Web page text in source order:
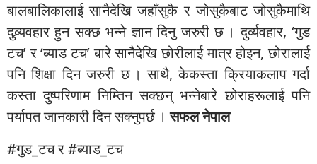
बालबालिकालाई सानैदेखि जहाँसुकै र जोसुकैबाट जोसुकैमाथि
दुव्र्यवहार हुन सक्छ भन्ने ज्ञान दिनु जरुरी छ । दुर्व्यवहार, ‘गुड
टच’ र ‘ब्याड टच’ बारे सानैदेखि छोरीलाई मात्र होइन, छोरालाई
पनि शिक्षा दिन जरुरी छ । साथै, केकस्ता क्रियाकलाप गर्दा
कस्ता दुष्परिणाम निम्तिन सक्छन् भन्नेबारे छोराहरूलाई पनि
पर्यापत जानकारी दिन सक्नुपर्छ ।सफल नेपाल
#गुड_टच र #ब्याड_टच